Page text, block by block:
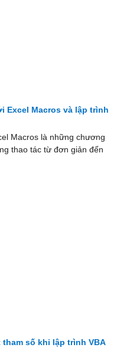
Excel Macros và lập trình
Macros là những chương
thao tác từ đơn giản đến
tham số khi lập trình VBA